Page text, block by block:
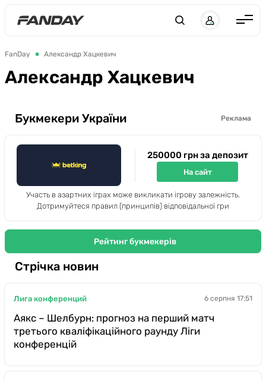
Україна
ЛЧ
ЛЕ
Букмекери
FanDay Александр Хацкевич
Александр Хацкевич
Букмекери України Реклама
250000 грн за депозит
На сайт
Участь в азартних іграх може викликати ігрову залежність.
Дотримуйтеся правил (принципів) відповідальної гри
Рейтинг букмекерів
Стрічка новин
Лига конференций 6 серпня 17:51
Аякс – Шелбурн: прогноз на перший матч
третього кваліфікаційного раунду Ліги
конференцій